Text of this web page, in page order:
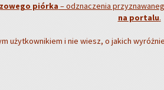
piór­ka – od­zna­cze­nia
na por­ta­lu.
użyt­kow­ni­kiem i nie wiesz, o ja­kich